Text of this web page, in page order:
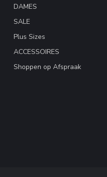
DAMES
SALE
Plus Sizes
ACCESSOIRES
Shoppen op Afspraak